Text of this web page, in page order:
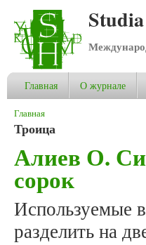
Главная О журнале
Вы здесь
Главная
Троица
Алиев О.
сорок
Используемые
разделить на